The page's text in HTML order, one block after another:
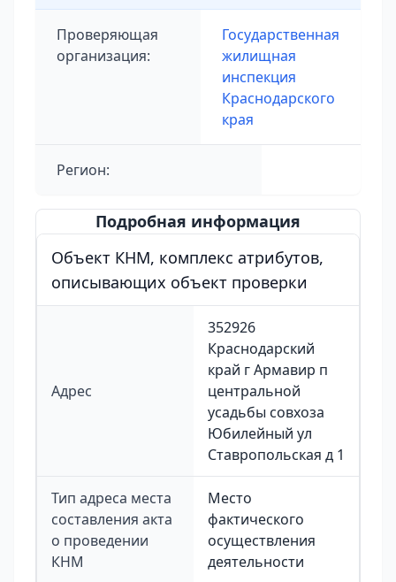
Проверяющая
организация:
Государственная
жилищная
инспекция
Краснодарского
края
Регион:
Подробная информация
Объект КНМ, комплекс атрибутов,
описывающих объект проверки
Адрес
352926
Краснодарский
край г Армавир п
центральной
усадьбы совхоза
Юбилейный ул
Ставропольская д 1
Тип адреса места
составления акта
о проведении
КНМ
Место
фактического
осуществления
деятельности